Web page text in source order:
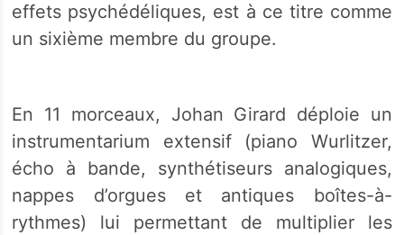
effets psychédéliques, est à ce titre comme
un sixième membre du groupe.
En 11 morceaux, Johan Girard déploie un
instrumentarium extensif (piano Wurlitzer,
écho à bande, synthétiseurs analogiques,
nappes d’orgues et antiques boîtes-à-
rythmes) lui permettant de multiplier les